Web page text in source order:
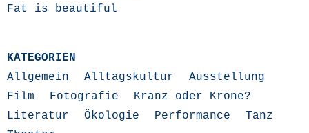
Fat is beautiful
KATEGORIEN
Allgemein
Alltagskultur
Ausstellung
Film
Fotografie
Kranz oder Krone?
Literatur
Ökologie Performance
Tanz